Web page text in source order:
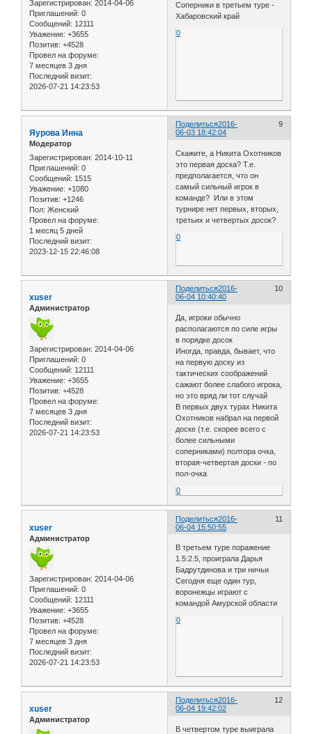
Зарегистрирован: 2014-04-06
Приглашений: 0
Сообщений: 12111
Уважение: +3655
Позитив: +4528
Провел на форуме:
7 месяцев 3 дня
Последний визит:
2026-07-21 14:23:53
Соперники в третьем туре -
Хабаровский край
0
Поделиться 9
2016-
06-03 18:42:04
Яурова Инна
Модератор
Зарегистрирован: 2014-10-11
Приглашений: 0
Сообщений: 1515
Уважение: +1080
Позитив: +1246
Пол: Женский
Провел на форуме:
1 месяц 5 дней
Последний визит:
2023-12-15 22:46:08
Скажите, а Никита Охотников
это первая доска? Т.е.
предполагается, что он
самый сильный игрок в
команде? Или в этом
турнире нет первых, вторых,
третьих и четвертых досок?
0
Поделиться 10
2016-
06-04 10:40:40
xuser
Администратор
Зарегистрирован: 2014-04-06
Приглашений: 0
Сообщений: 12111
Уважение: +3655
Позитив: +4528
Провел на форуме:
7 месяцев 3 дня
Последний визит:
2026-07-21 14:23:53
Да, игроки обычно
располагаются по силе игры
в порядке досок
Иногда, правда, бывает, что
на первую доску из
тактических соображений
сажают более слабого игрока,
но это вряд ли тот случай
В первых двух турах Никита
Охотников набрал на первой
доске (т.е. скорее всего с
более сильными
соперниками) полтора очка,
вторая-четвертая доски - по
пол-очка
0
Поделиться 11
2016-
06-04 15:50:55
xuser
Администратор
Зарегистрирован: 2014-04-06
Приглашений: 0
Сообщений: 12111
Уважение: +3655
Позитив: +4528
Провел на форуме:
7 месяцев 3 дня
Последний визит:
2026-07-21 14:23:53
В третьем туре поражение
1.5:2.5, проиграла Дарья
Бадрутдинова и три ничьи
Сегодня еще один тур,
воронежцы играют с
командой Амурской области
0
Поделиться 12
2016-
06-04 19:42:02
xuser
Администратор
В четвертом туре выиграла